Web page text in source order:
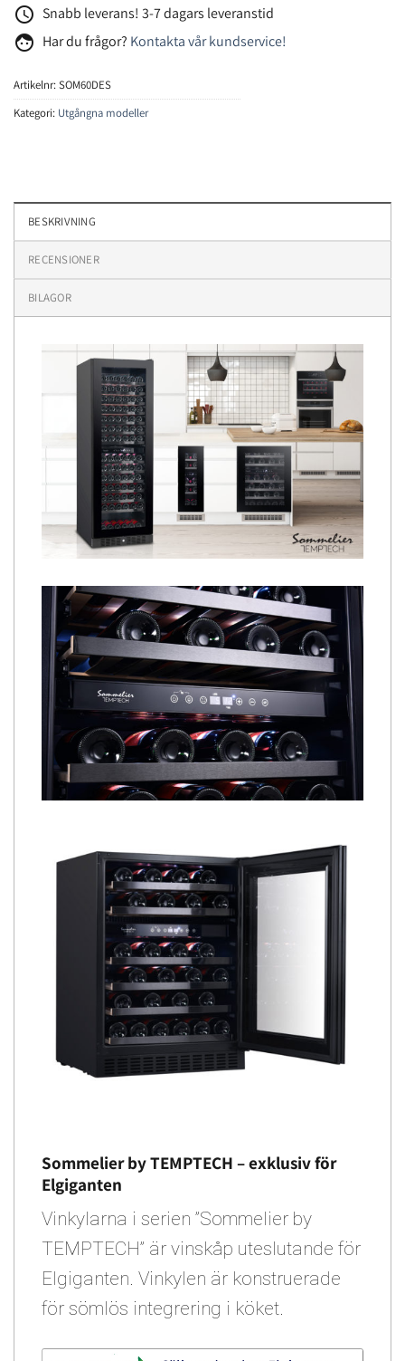
access_time Snabb leverans! 3-7 dagars leveranstid
face Har du frågor? Kontakta vår kundservice!
Artikelnr:SOM60DES
Kategori: Utgångna modeller
BESKRIVNING
RECENSIONER
BILAGOR
Sommelier by TEMPTECH – exklusiv för
Elgiganten
Vinkylarna i serien ”Sommelier by
TEMPTECH” är vinskåp uteslutande för
Elgiganten. Vinkylen är konstruerade
för sömlös integrering i köket.